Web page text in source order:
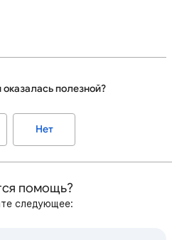
полезной?
Нет
помощь?
следующее: